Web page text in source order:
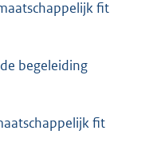
fit
begeleiding
fit